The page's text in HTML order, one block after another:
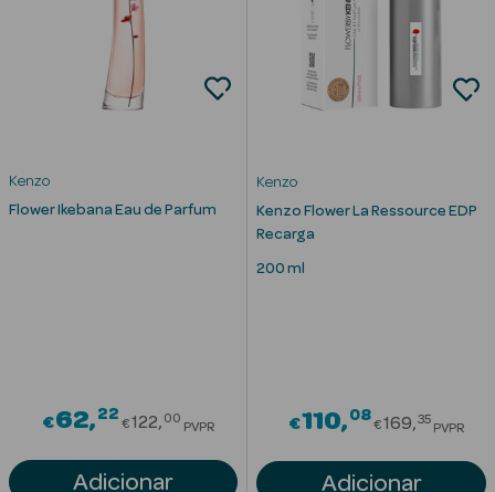
Ver Tudo
Creme de Olhos
Anti-
Kenzo
Flower Ikebana Eau de Parfum
€62 22Price reduced from
€122 00
PVPR
Adicionar
Kenzo
Kenzo Flower La Ressource EDP
Recarga
200 ml
€110 08Price
€169 35
PVPR
Adicionar